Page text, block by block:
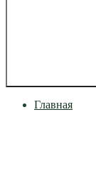
Главная